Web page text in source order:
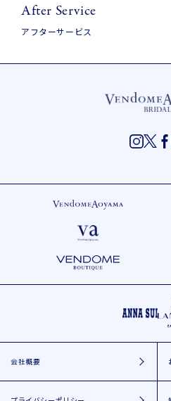
After Service
アフターサービス
会社概要